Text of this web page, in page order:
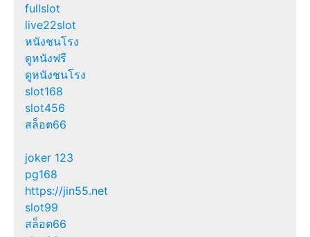
fullslot
live22slot
หนังชนโรง
ดูหนังฟรี
ดูหนังชนโรง
slot168
slot456
สล็อต66
joker 123
pg168
https://jin55.net
slot99
สล็อต66